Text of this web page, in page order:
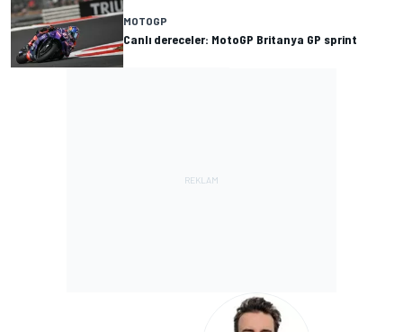
MOTOGP
Canlı dereceler: MotoGP Britanya GP sprint